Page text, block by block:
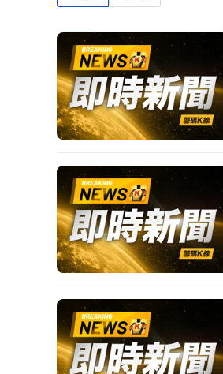
前往【08/06 產業即時新聞
前往【07/30 產業即時新聞
前往【07/27 產業即時新聞